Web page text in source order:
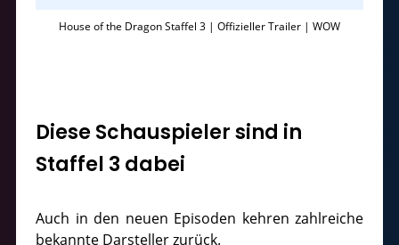
House of the Dragon Staffel 3 | Offizieller Trailer | WOW
Diese Schauspieler sind in
Staffel 3 dabei
Auch in den neuen Episoden kehren zahlreiche
bekannte Darsteller zurück.